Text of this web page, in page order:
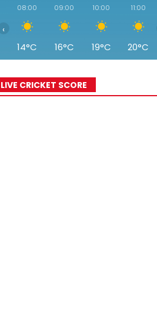
08:00
14°C
09:00
16°C
10:00
19°C
11:00
20°C
‹
LIVE CRICKET SCORE